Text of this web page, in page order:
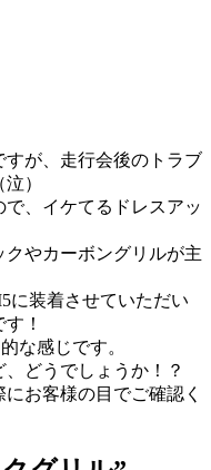
が、走行会後のトラブ
）
、イケてるドレスアッ
やカーボングリルが主
に装着させていただい
！
な感じです。
どうでしょうか！？
お客様の目でご確認く